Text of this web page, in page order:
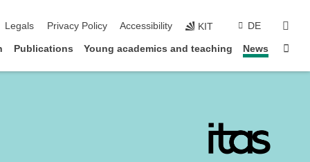
Legals Privacy Policy Accessibility KIT DE
Publications Young academics and teaching News